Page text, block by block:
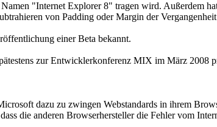
"Internet Explorer 8" tragen wird. Außerdem
von Padding oder Margin der
einer Beta bekannt.
zur Entwicklerkonferenz MIX im März 2008
dazu zu zwingen Webstandards in ihrem
die anderen Browserhersteller die Fehler vom